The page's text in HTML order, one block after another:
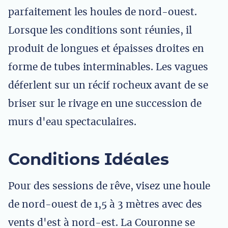
parfaitement les houles de nord-ouest.
Lorsque les conditions sont réunies, il
produit de longues et épaisses droites en
forme de tubes interminables. Les vagues
déferlent sur un récif rocheux avant de se
briser sur le rivage en une succession de
murs d'eau spectaculaires.
Conditions Idéales
Pour des sessions de rêve, visez une houle
de nord-ouest de 1,5 à 3 mètres avec des
vents d'est à nord-est. La Couronne se